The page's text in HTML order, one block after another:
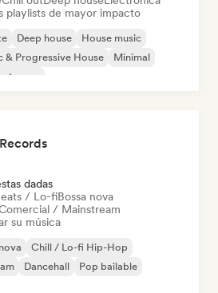
playlists de mayor impacto
Deep house
House music
& Progressive House
Minimal
dadas
/ Lo-fiBossa nova
/ Mainstream
su música
Chill / Lo-fi Hip-Hop
Dancehall
Pop bailable